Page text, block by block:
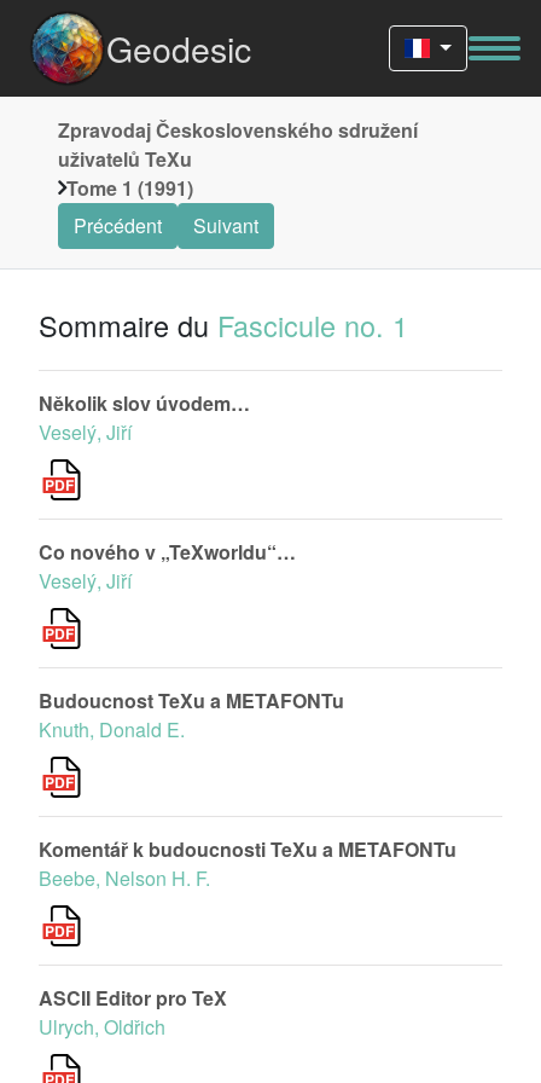
Geodesic
Zpravodaj Československého sdružení
uživatelů TeXu
Tome 1 (1991)
Précédent
Suivant
Sommaire du Fascicule no. 1
Několik slov úvodem…
Veselý, Jiří
Co nového v „TeXworldu“…
Veselý, Jiří
Budoucnost TeXu a METAFONTu
Knuth, Donald E.
Komentář k budoucnosti TeXu a METAFONTu
Beebe, Nelson H. F.
ASCII Editor pro TeX
Ulrych, Oldřich